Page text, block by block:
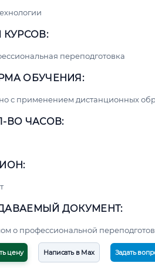
КУРСОВ:
переподготовка
ОБУЧЕНИЯ:
с применением дистанционных
ВО ЧАСОВ:
ДОКУМЕНТ:
о профессиональной
цену Написать в Max Задать